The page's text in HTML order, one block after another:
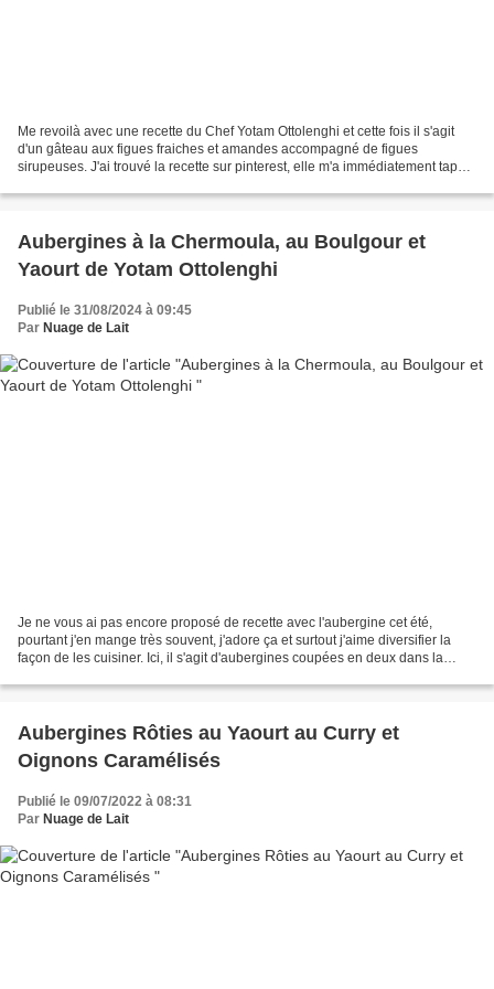
Me revoilà avec une recette du Chef Yotam Ottolenghi et cette fois il s'agit
d'un gâteau aux figues fraiches et amandes accompagné de figues
sirupeuses. J'ai trouvé la recette sur pinterest, elle m'a immédiatement tapé
Aubergines à la Chermoula, au Boulgour et
Yaourt de Yotam Ottolenghi
Publié le 31/08/2024 à 09:45
Par Nuage de Lait
Je ne vous ai pas encore proposé de recette avec l'aubergine cet été,
pourtant j'en mange très souvent, j'adore ça et surtout j'aime diversifier la
façon de les cuisiner. Ici, il s'agit d'aubergines coupées en deux dans la
Aubergines Rôties au Yaourt au Curry et
Oignons Caramélisés
Publié le 09/07/2022 à 08:31
Par Nuage de Lait